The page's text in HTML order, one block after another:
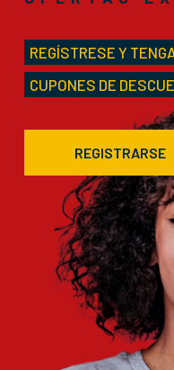
REGÍSTRESE Y
CUPONES DE
REGISTRARSE